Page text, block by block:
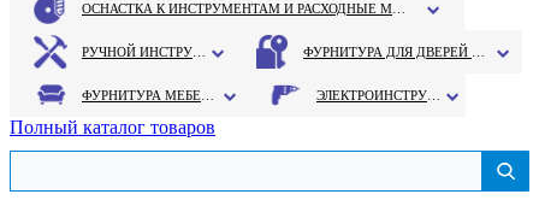
Полный каталог товаров